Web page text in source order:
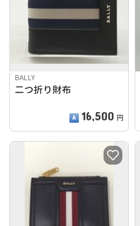
BALLY
二つ折り財布
16,500 円